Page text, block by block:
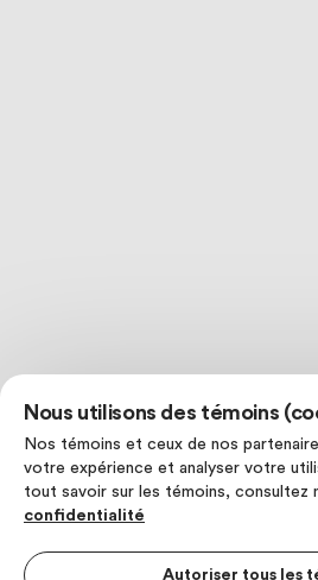
Nous utilisons des témoins
Nos témoins et ceux de nos
votre expérience et analyser votre
tout savoir sur les témoins, consultez
confidentialité
Autoriser tous les